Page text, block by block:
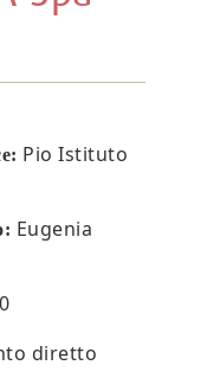
Pio Istituto
Eugenia
diretto